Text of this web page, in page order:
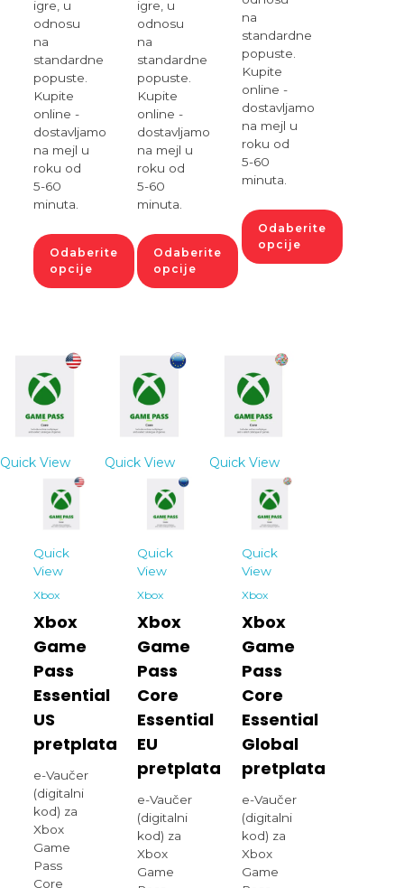
igre, u
odnosu
na
standardne
popuste.
Kupite
online -
dostavljamo
na mejl u
roku od
5-60
minuta.
Odaberite
opcije
igre, u
odnosu
na
standardne
popuste.
Kupite
online -
dostavljamo
na mejl u
roku od
5-60
minuta.
Odaberite
opcije
na
standardne
popuste.
Kupite
online -
dostavljamo
na mejl u
roku od
5-60
minuta.
Odaberite
opcije
Quick View
Quick
View
Xbox
Xbox
Game
Pass
Essential
US
pretplata
e-Vaučer
(digitalni
kod) za
Xbox
Game
Pass
Core
Quick View
Quick
View
Xbox
Xbox
Game
Pass
Core
Essential
EU
pretplata
e-Vaučer
(digitalni
kod) za
Xbox
Game
Quick View
Quick
View
Xbox
Xbox
Game
Pass
Core
Essential
Global
pretplata
e-Vaučer
(digitalni
kod) za
Xbox
Game